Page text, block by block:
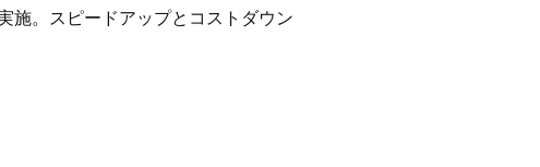
施。スピードアップとコストダウン